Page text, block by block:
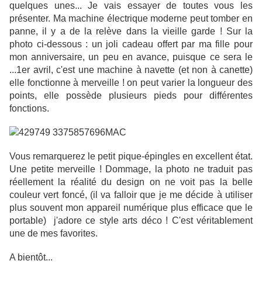
quelques unes... Je vais essayer de toutes vous les
présenter. Ma machine électrique moderne peut tomber en
panne, il y a de la relève dans la vieille garde ! Sur la
photo ci-dessous : un joli cadeau offert par ma fille pour
mon anniversaire, un peu en avance, puisque ce sera le
...1er avril, c'est une machine à navette (et non à canette)
elle fonctionne à merveille ! on peut varier la longueur des
points, elle possède plusieurs pieds pour différentes
fonctions.
Vous remarquerez le petit pique-épingles en excellent état.
Une petite merveille ! Dommage, la photo ne traduit pas
réellement la réalité du design on ne voit pas la belle
couleur vert foncé, (il va falloir que je me décide à utiliser
plus souvent mon appareil numérique plus efficace que le
portable) j'adore ce style arts déco ! C'est véritablement
une de mes favorites.
A bientôt...